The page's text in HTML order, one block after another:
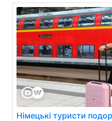
Німецькі туристи